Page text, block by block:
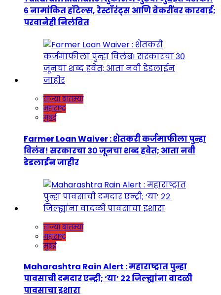
६ नामांकित हॉटेल्स, रेस्टॉरंट्स आणि बेकरींवर कारवाई;
परवानेही निलंबित
ताज्या बातम्या
महाराष्ट्र
मुंबई
Farmer Loan Waiver : शेतकरी कर्जमाफीला पुन्हा
विलंब! सरकारचा ३० जूनचा शब्द हवेत; आता नवी
डेडलाईन जाहीर
ताज्या बातम्या
महाराष्ट्र
मुंबई
Maharashtra Rain Alert : महाराष्ट्रात पुन्हा
पावसाची दमदार एन्ट्री; ‘या’ २२ जिल्ह्यांना वादळी
पावसाचा इशारा